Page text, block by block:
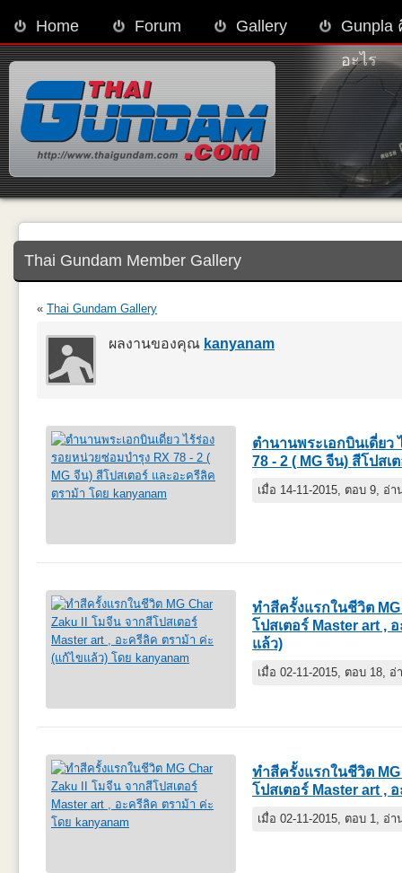
Home Forum Gallery
Gunpla
อะไร
Thai Gundam Member Gallery
« Thai Gundam Gallery
ผลงานของคุณ kanyanam
ตำนานพระเอกบินเดี่ยว
78 - 2 ( MG จีน) สีโปส
เมื่อ 14-11-2015, ตอบ 9, อ่า
ทำสีครั้งแรกในชีวิต
โปสเตอร์ Master art ,
แล้ว)
เมื่อ 02-11-2015, ตอบ 18, อ่
ทำสีครั้งแรกในชีวิต
โปสเตอร์ Master art ,
เมื่อ 02-11-2015, ตอบ 1, อ่า